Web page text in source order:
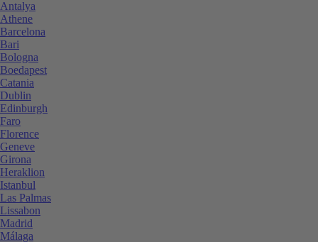
Antalya
Athene
Barcelona
Bari
Bologna
Boedapest
Catania
Dublin
Edinburgh
Faro
Florence
Geneve
Girona
Heraklion
Istanbul
Las Palmas
Lissabon
Madrid
Málaga